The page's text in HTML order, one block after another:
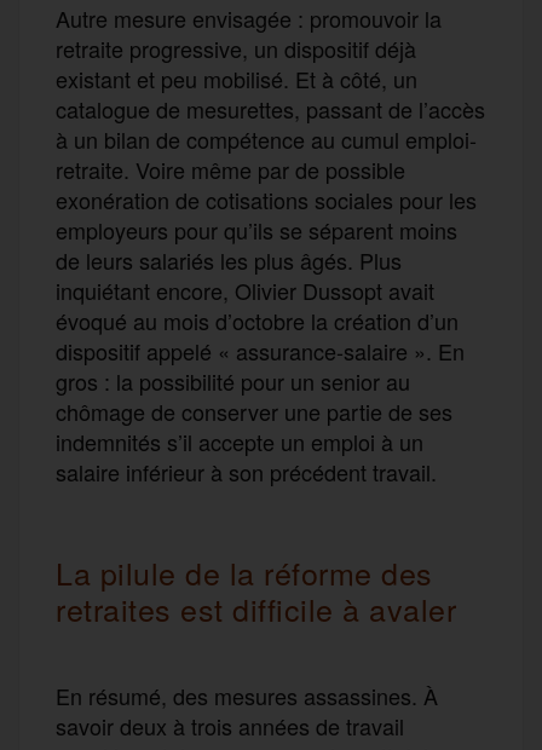
Autre mesure envisagée : promouvoir la
retraite progressive, un dispositif déjà
existant et peu mobilisé. Et à côté, un
catalogue de mesurettes, passant de l’accès
à un bilan de compétence au cumul emploi-
retraite. Voire même par de possible
exonération de cotisations sociales pour les
employeurs pour qu’ils se séparent moins
de leurs salariés les plus âgés. Plus
inquiétant encore, Olivier Dussopt avait
évoqué au mois d’octobre la création d’un
dispositif appelé « assurance-salaire ». En
gros : la possibilité pour un senior au
chômage de conserver une partie de ses
indemnités s’il accepte un emploi à un
salaire inférieur à son précédent travail.
La pilule de la réforme des
retraites est difficile à avaler
En résumé, des mesures assassines. À
savoir deux à trois années de travail